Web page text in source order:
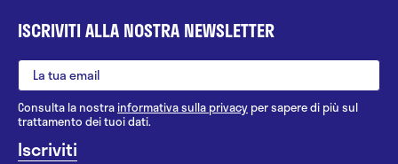
ISCRIVITI ALLA NOSTRA NEWSLETTER
Consulta la nostrainformativa sulla privacy per sapere di più sul
trattamento dei tuoi dati.